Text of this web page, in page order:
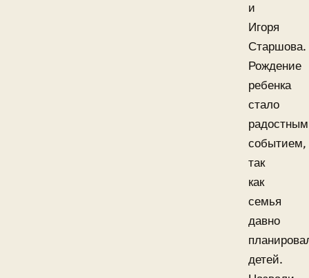
и
Игоря
Старшова.
Рождение
ребенка
стало
радостным
событием,
так
как
семья
давно
детей.